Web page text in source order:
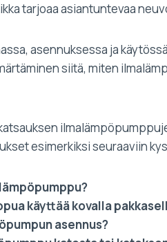
tarjoaa asiantuntevaa
asennuksessa ja
siitä, miten
esimerkiksi seuraaviin
käyttää kovalla
asennus?